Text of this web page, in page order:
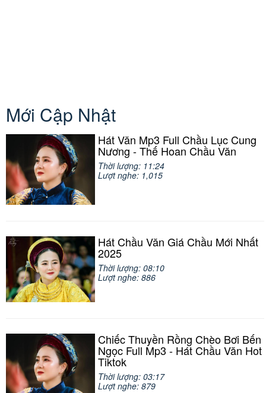
Mới Cập Nhật
Hát Văn Mp3 Full Chầu Lục Cung
Nương - Thế Hoan Chầu Văn
Thời lượng: 11:24
Lượt nghe: 1,015
Hát Chầu Văn Giá Chầu Mới Nhất
2025
Thời lượng: 08:10
Lượt nghe: 886
Chiếc Thuyền Rồng Chèo Bơi Bến
Ngọc Full Mp3 - Hát Chầu Văn Hot
Tiktok
Thời lượng: 03:17
Lượt nghe: 879